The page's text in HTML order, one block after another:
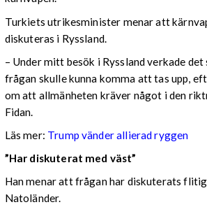
Turkiets utrikesminister menar att
diskuteras i Ryssland.
– Under mitt besök i Ryssland verkade
frågan skulle kunna komma att tas upp,
om att allmänheten kräver något i den
Fidan.
Läs mer: Trump vänder allierad ryggen
”Har diskuterat med väst”
Han menar att frågan har diskuterats
Natoländer.